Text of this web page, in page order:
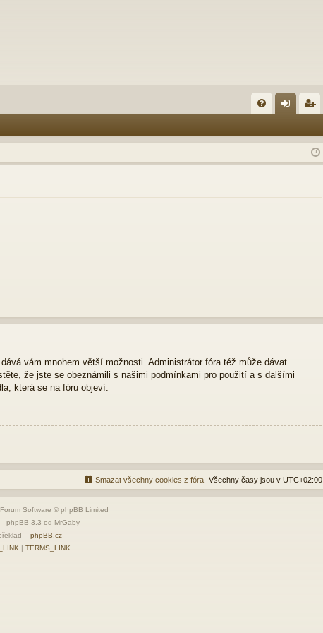
Q lá
sit
ist
ro
vám mnohem větší možnosti. Administrátor fóra též může dávat
že jste se obeznámili s našimi podmínkami pro použití a s dalšími
která se na fóru objeví.
Všechny časy jsou v UTC+02:00
Smazat všechny cookies z fóra
Software © phpBB Limited
- phpBB 3.3 od MrGaby
– phpBB.cz
| TERMS_LINK